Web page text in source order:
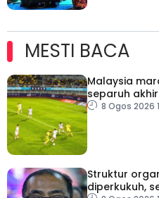
MESTI BACA
Malaysia
separuh
ASEAN Cup
8 Ogos 2026
Struktur
diperkukuh,